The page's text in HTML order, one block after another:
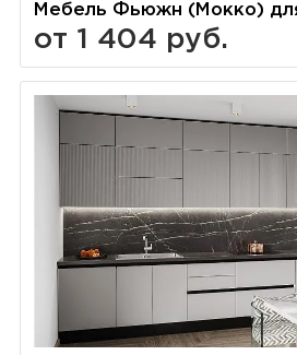
Мебель Фьюжн (Мокко)
от 1 404 руб.